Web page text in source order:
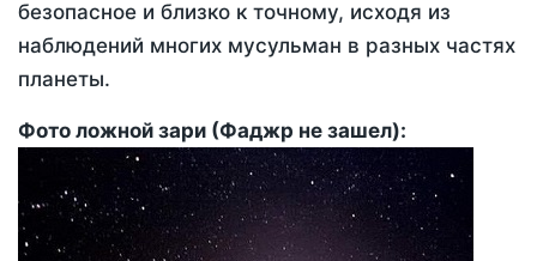
безопасное и близко к точному, исходя из
наблюдений многих мусульман в разных частях
планеты.
Фото ложной зари (Фаджр не зашел):